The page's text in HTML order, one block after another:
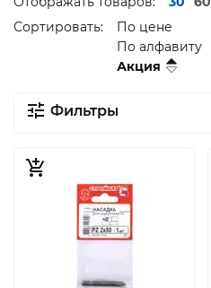
Сортировать:
По цене
По алфавиту
Акция
Фильтры